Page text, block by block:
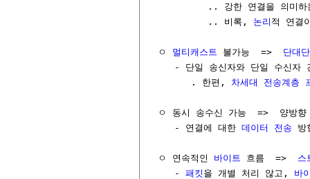
.. 강한 연결을 의미하
           .. 비록,
논리 적 연결
  ㅇ
멀티캐스트 불가능  => 단대단
- 단일 송신자와 단일 수신자
        . 한편,
차세대 전송계층
ㅇ 동시 송수신 가능  =>  양방향
     - 연결에 대한
데이터 전송 방
  ㅇ 연속적인
바이트 흐름  => 스
     -
패킷 을 개별 처리 않고, 바